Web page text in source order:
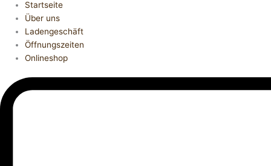
Startseite
Über uns
Ladengeschäft
Öffnungszeiten
Onlineshop